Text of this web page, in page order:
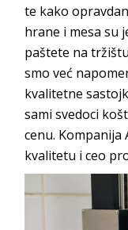
te kako
hrane i mesa su
paštete na
smo već
kvalitetne
sami svedoci
cenu.
kvalitetu i ceo